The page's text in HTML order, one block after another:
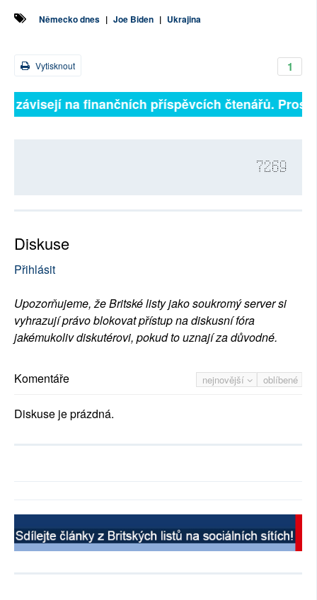
Německo dnes | Joe Biden | Ukrajina
1
Vytisknout
závisejí na finančních příspěvcích čtenářů.
7269
Diskuse
Přihlásit
Upozorňujeme, že Britské listy jako soukromý server si
vyhrazují právo blokovat přístup na diskusní fóra
jakémukoliv diskutérovi, pokud to uznají za důvodné.
nejnovější oblíbené
Komentáře
Diskuse je prázdná.